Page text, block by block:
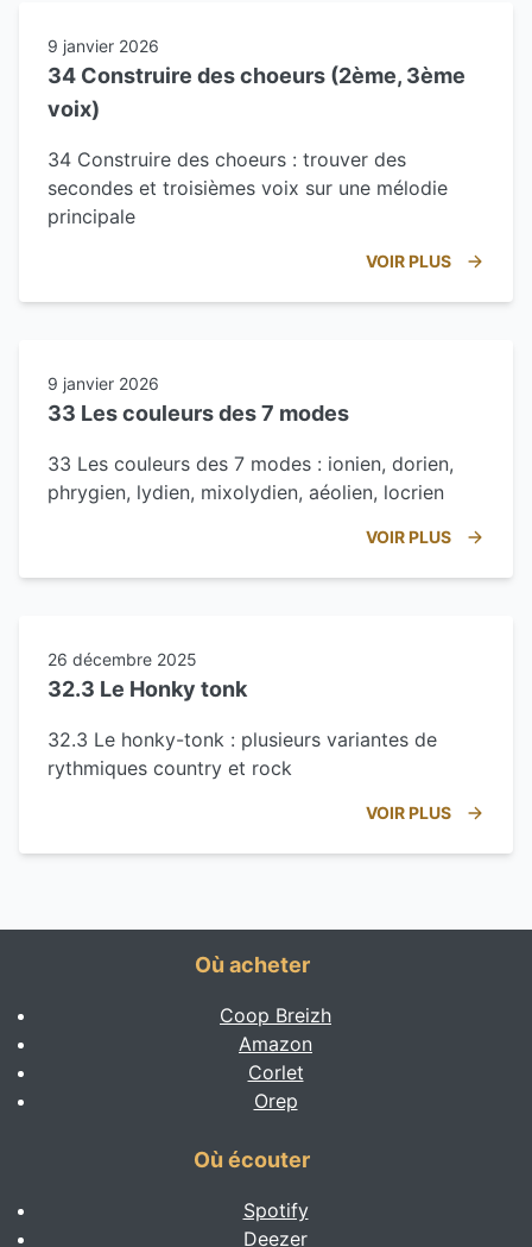
9 janvier 2026
34 Construire des choeurs (2ème, 3ème
voix)
34 Construire des choeurs : trouver des
secondes et troisièmes voix sur une mélodie
principale
VOIR PLUS
9 janvier 2026
33 Les couleurs des 7 modes
33 Les couleurs des 7 modes : ionien, dorien,
phrygien, lydien, mixolydien, aéolien, locrien
VOIR PLUS
26 décembre 2025
32.3 Le Honky tonk
32.3 Le honky-tonk : plusieurs variantes de
rythmiques country et rock
VOIR PLUS
Où acheter
Coop Breizh
Amazon
Corlet
Orep
Où écouter
Spotify
Deezer